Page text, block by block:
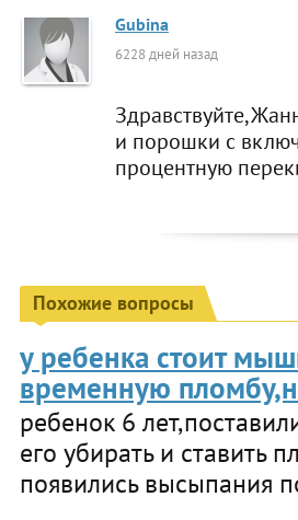
Gubina
6228 дней назад
и порошки с
процентную
Похожие вопросы
у ребенка стоит
временную
ребенок 6
его убирать и ставить
появились высыпания